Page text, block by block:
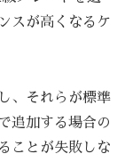
スが高くなるケ
、それらが標準
追加する場合の
ことが失敗しな